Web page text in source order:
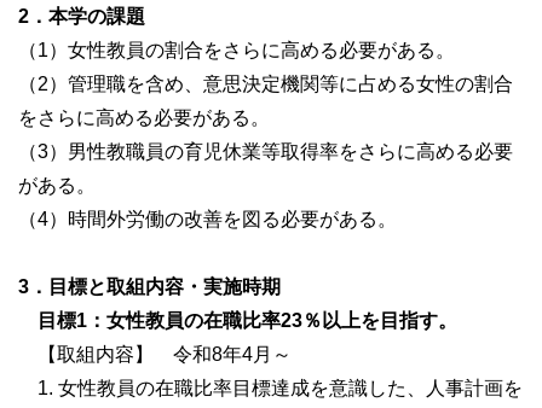
2．本学の課題
（1）女性教員の割合をさらに高める必要がある。
（2）管理職を含め、意思決定機関等に占める女性の割合
をさらに高める必要がある。
（3）男性教職員の育児休業等取得率をさらに高める必要
がある。
（4）時間外労働の改善を図る必要がある。
3．目標と取組内容・実施時期
目標1：女性教員の在職比率23％以上を目指す。
【取組内容】 令和8年4月～
1. 女性教員の在職比率目標達成を意識した、人事計画を